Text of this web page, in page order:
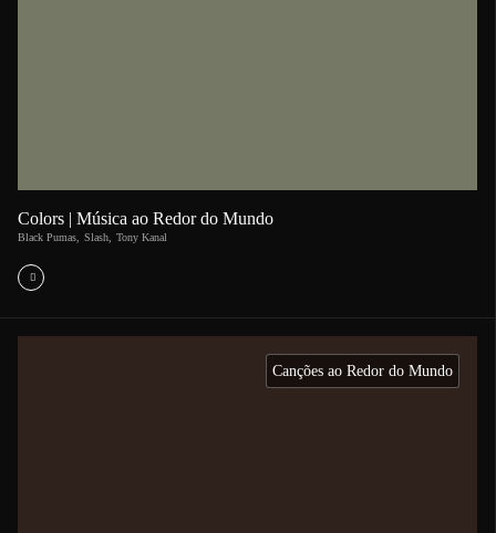
Colors | Música ao Redor do Mundo
Black Pumas, Slash, Tony Kanal
Canções ao Redor do Mundo